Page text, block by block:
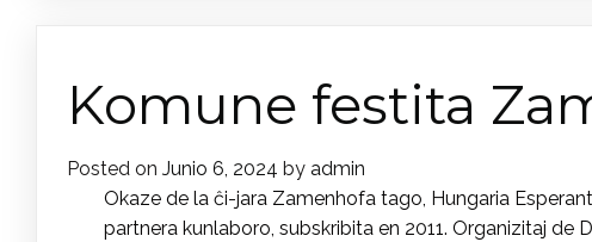
Komune festita
Posted on Junio 6, 2024 by admin
Okaze de la ĉi-jara Zamenhofa tago, Hungaria
partnera kunlaboro, subskribita en 2011. Organizitaj